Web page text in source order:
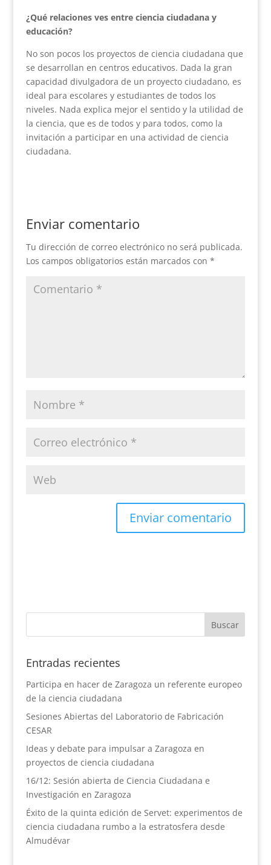
¿Qué relaciones ves entre ciencia ciudadana y
educación?
No son pocos los proyectos de ciencia ciudadana que
se desarrollan en centros educativos. Dada la gran
capacidad divulgadora de un proyecto ciudadano, es
ideal para escolares y estudiantes de todos los
niveles. Nada explica mejor el sentido y la utilidad de
la ciencia, que es de todos y para todos, como la
invitación a participar en una actividad de ciencia
ciudadana.
Enviar comentario
Tu dirección de correo electrónico no será publicada.
Los campos obligatorios están marcados con *
Entradas recientes
Participa en hacer de Zaragoza un referente europeo
de la ciencia ciudadana
Sesiones Abiertas del Laboratorio de Fabricación
CESAR
Ideas y debate para impulsar a Zaragoza en
proyectos de ciencia ciudadana
16/12: Sesión abierta de Ciencia Ciudadana e
Investigación en Zaragoza
Éxito de la quinta edición de Servet: experimentos de
ciencia ciudadana rumbo a la estratosfera desde
Almudévar